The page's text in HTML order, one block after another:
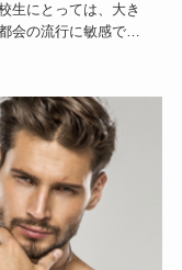
生にとっては、大き
会の流行に敏感で、